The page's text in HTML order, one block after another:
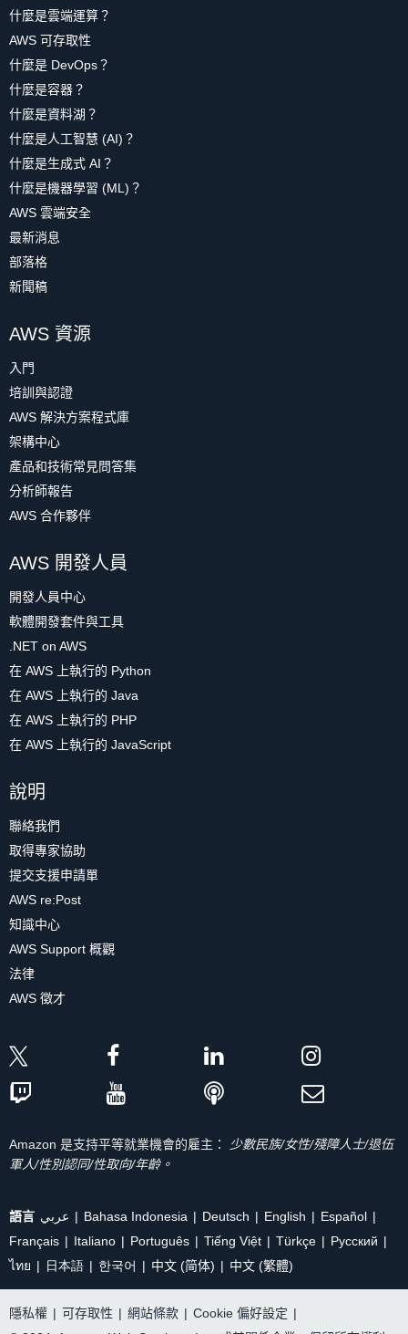
什麼是雲端運算？
AWS 可存取性
什麼是 DevOps？
什麼是容器？
什麼是資料湖？
什麼是人工智慧 (AI)？
什麼是生成式 AI？
什麼是機器學習 (ML)？
AWS 雲端安全
最新消息
部落格
新聞稿
AWS 資源
入門
培訓與認證
AWS 解決方案程式庫
架構中心
產品和技術常見問答集
分析師報告
AWS 合作夥伴
AWS 開發人員
開發人員中心
軟體開發套件與工具
.NET on AWS
在 AWS 上執行的 Python
在 AWS 上執行的 Java
在 AWS 上執行的 PHP
在 AWS 上執行的 JavaScript
說明
聯絡我們
取得專家協助
提交支援申請單
AWS re:Post
知識中心
AWS Support 概觀
法律
AWS 徵才
Amazon 是支持平等就業機會的雇主：
少數民族/女性/殘障人士/退伍
軍人/性別認同/性取向/年齡。
語言 عربي Bahasa Indonesia Deutsch English
Español
Français
Italiano Português Tiếng Việt Türkçe
Ρусский
ไทย
日本語 한국어 中文 (简体) 中文 (繁體)
隱私權 | 可存取性 | 網站條款 | Cookie 偏好設定 |